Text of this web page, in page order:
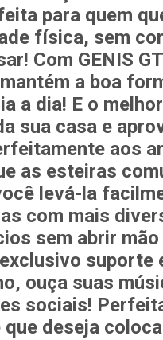
para quem
física, sem
Com GENIS
a boa
a dia! E o
sua casa e
aos
as esteiras
levá-la
com mais
sem abrir
suporte
ouça suas
sociais!
que deseja